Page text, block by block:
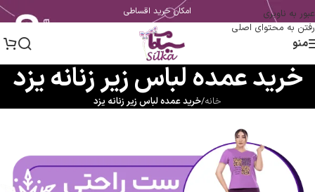
عبور به ناوبری
رفتن به محتوای اصلی
امکان خرید اقساطی
منو
خرید عمده لباس زیر زنانه یزد
خانه/خرید عمده لباس زیر زنانه یزد